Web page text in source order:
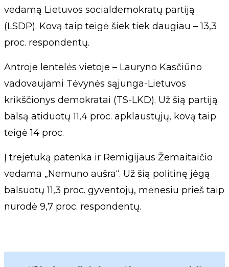
vedamą Lietuvos socialdemokratų partiją
(LSDP). Kovą taip teigė šiek tiek daugiau – 13,3
proc. respondentų.
Antroje lentelės vietoje – Lauryno Kasčiūno
vadovaujami Tėvynės sąjunga-Lietuvos
krikščionys demokratai (TS-LKD). Už šią partiją
balsą atiduotų 11,4 proc. apklaustųjų, kovą taip
teigė 14 proc.
Į trejetuką patenka ir Remigijaus Žemaitaičio
vedama „Nemuno aušra“. Už šią politinę jėgą
balsuotų 11,3 proc. gyventojų, mėnesiu prieš taip
nurodė 9,7 proc. respondentų.